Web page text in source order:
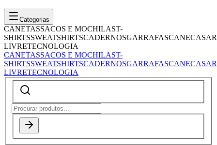
Categorias
CANETASSACOS E MOCHILAST-
SHIRTSSWEATSHIRTSCADERNOSGARRAFASCANECASAR
LIVRETECNOLOGIA
CANETASSACOS E MOCHILAST-
SHIRTSSWEATSHIRTSCADERNOSGARRAFASCANECASAR
LIVRETECNOLOGIA